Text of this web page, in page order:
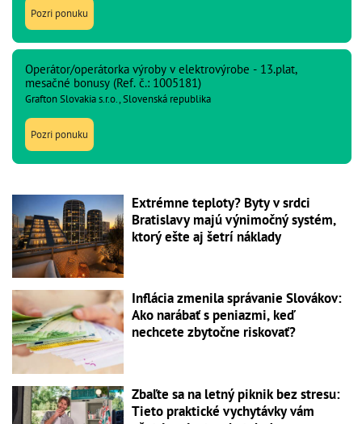
Pozri ponuku
Operátor/operátorka výroby v elektrovýrobe - 13.plat,
mesačné bonusy (Ref. č.: 1005181)
Grafton Slovakia s.r.o., Slovenská republika
Pozri ponuku
Extrémne teploty? Byty v srdci
Bratislavy majú výnimočný systém,
ktorý ešte aj šetrí náklady
Inflácia zmenila správanie Slovákov:
Ako narábať s peniazmi, keď
nechcete zbytočne riskovať?
Zbaľte sa na letný piknik bez stresu:
Tieto praktické vychytávky vám